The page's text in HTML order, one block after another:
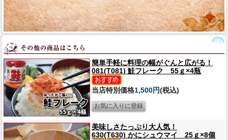
簡単手軽に料理の幅がぐんと広がる！
081(T081) 鮭フレーク 55ｇ×4瓶
当店特別価格1,500円(税込)
美味しさたっぷり大人気！
630(T630) かにシュウマイ 25ｇ×8個